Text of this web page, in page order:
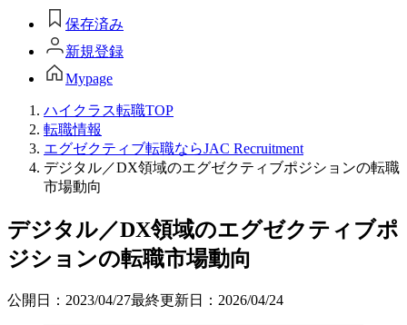
保存済み
新規登録
Mypage
ハイクラス転職TOP
転職情報
エグゼクティブ転職ならJAC Recruitment
デジタル／DX領域のエグゼクティブポジションの転職
市場動向
デジタル／DX領域のエグゼクティブポ
ジションの転職市場動向
公開日： 2023/04/27最終更新日： 2026/04/24